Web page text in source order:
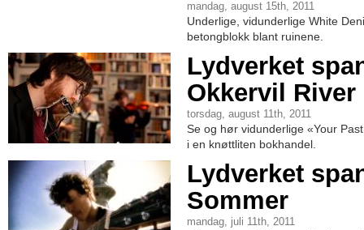
mandag, august 15th, 2011
Underlige, vidunderlige White
betongblokk blant ruinene.
Lydverket
Okkervil River
torsdag, august 11th, 2011
Se og hør vidunderlige «Your
i en knøttliten bokhandel.
Lydverket
Sommer
mandag, juli 11th, 2011